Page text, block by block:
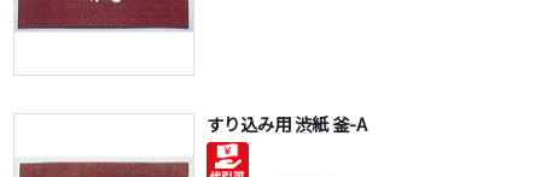
すり込み用 渋紙 釜-A